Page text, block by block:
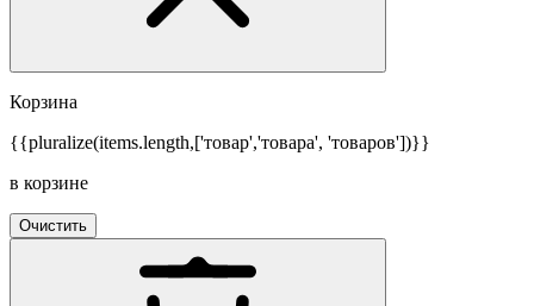
Корзина
{{pluralize(items.length,['товар','товара', 'товаров'])}}
в корзине
Очистить